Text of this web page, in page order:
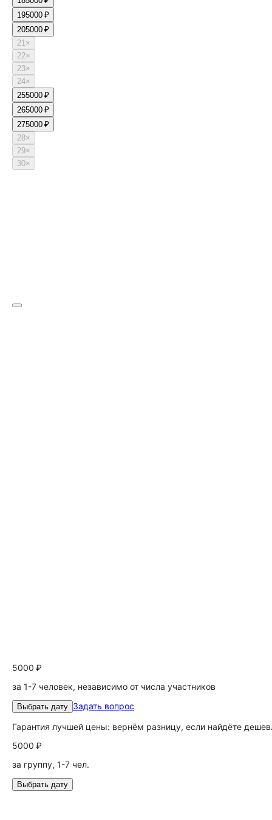
195000 ₽
205000 ₽
21×
22×
23×
24×
255000 ₽
265000 ₽
275000 ₽
28×
29×
30×
5000 ₽
за 1-7 человек, независимо от числа участников
Выбрать дату Задать вопрос
Гарантия лучшей цены: вернём разницу, если найдёте
5000 ₽
за группу, 1-7 чел.
Выбрать дату